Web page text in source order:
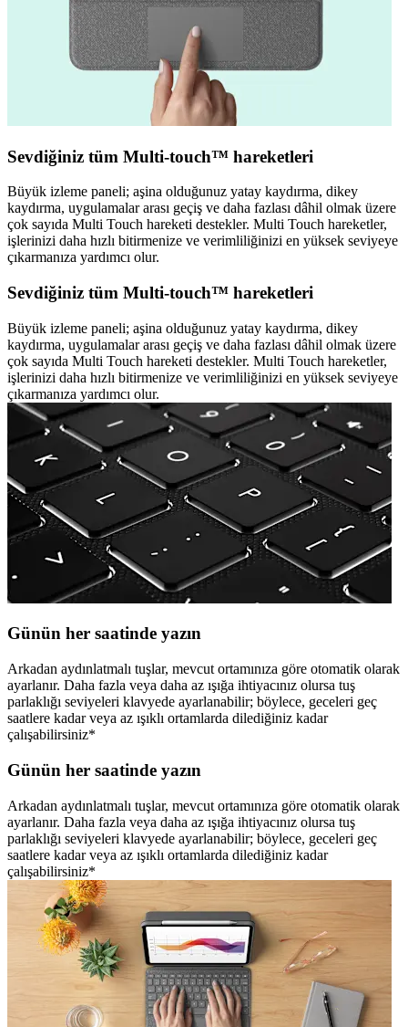
Sevdiğiniz tüm Multi-touch™ hareketleri
Büyük izleme paneli; aşina olduğunuz yatay kaydırma, dikey
kaydırma, uygulamalar arası geçiş ve daha fazlası dâhil olmak üzere
çok sayıda Multi Touch hareketi destekler. Multi Touch hareketler,
işlerinizi daha hızlı bitirmenize ve verimliliğinizi en yüksek seviyeye
çıkarmanıza yardımcı olur.
Sevdiğiniz tüm Multi-touch™ hareketleri
Büyük izleme paneli; aşina olduğunuz yatay kaydırma, dikey
kaydırma, uygulamalar arası geçiş ve daha fazlası dâhil olmak üzere
çok sayıda Multi Touch hareketi destekler. Multi Touch hareketler,
işlerinizi daha hızlı bitirmenize ve verimliliğinizi en yüksek seviyeye
çıkarmanıza yardımcı olur.
Günün her saatinde yazın
Arkadan aydınlatmalı tuşlar, mevcut ortamınıza göre otomatik olarak
ayarlanır. Daha fazla veya daha az ışığa ihtiyacınız olursa tuş
parlaklığı seviyeleri klavyede ayarlanabilir; böylece, geceleri geç
saatlere kadar veya az ışıklı ortamlarda dilediğiniz kadar
çalışabilirsiniz*
Günün her saatinde yazın
Arkadan aydınlatmalı tuşlar, mevcut ortamınıza göre otomatik olarak
ayarlanır. Daha fazla veya daha az ışığa ihtiyacınız olursa tuş
parlaklığı seviyeleri klavyede ayarlanabilir; böylece, geceleri geç
saatlere kadar veya az ışıklı ortamlarda dilediğiniz kadar
çalışabilirsiniz*